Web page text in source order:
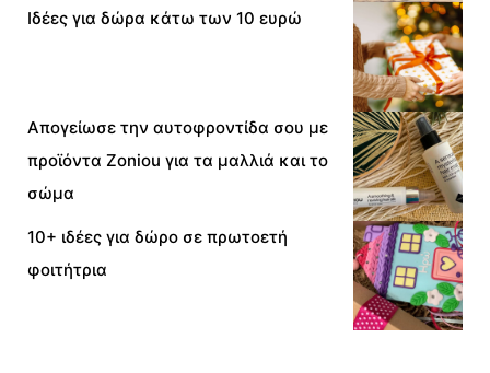
Ιδέες για δώρα κάτω των 10 ευρώ
Απογείωσε την αυτοφροντίδα σου με
προϊόντα Zoniou για τα μαλλιά και το
σώμα
10+ ιδέες για δώρο σε πρωτοετή
φοιτήτρια